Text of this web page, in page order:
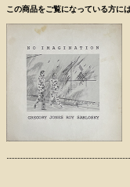
この商品をご覧になっている方に